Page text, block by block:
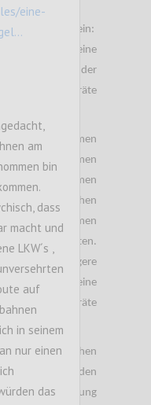
sein:
oder auch eine
Websiten der
Alternative Geräte
Lieferproblemen
Unternehmen
Unternehmen
es anders gehen
Unternehmen
angeboten.
eine nachhaltigere
die Kunden eine
Geräte
auch Vivo sahen
nun in den
und Samsung
eine-
am
bin
dass
macht und
LKW´s ,
auf
in seinem
nur einen
das